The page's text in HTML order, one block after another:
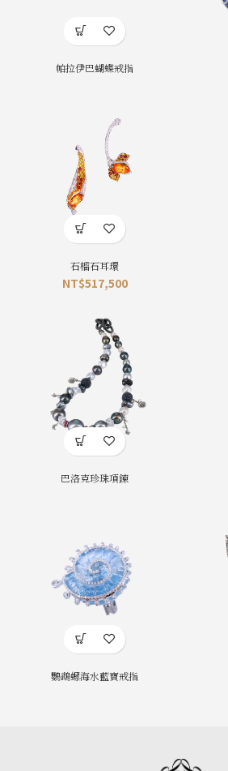
帕拉伊巴蝴蝶戒指
石榴石耳環
NT$517,500
巴洛克珍珠項鍊
鸚鵡螺海水藍寶戒指